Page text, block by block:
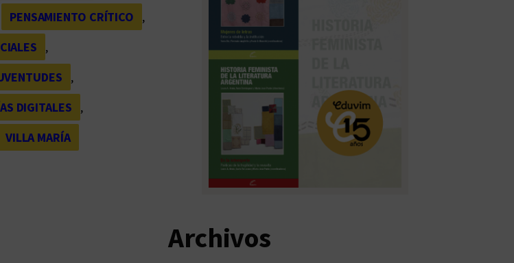
PENSAMIENTO CRÍTICO
,
,
,
DIGITALES
,
VILLA MARÍA
Archivos